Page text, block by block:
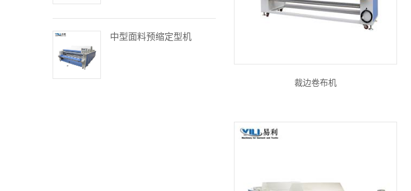
中型面料预缩定型机
裁边卷布机